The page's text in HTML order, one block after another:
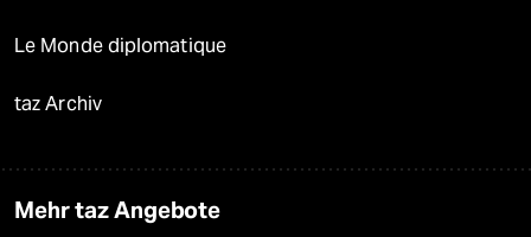
Le Monde diplomatique
taz Archiv
Mehr taz Angebote